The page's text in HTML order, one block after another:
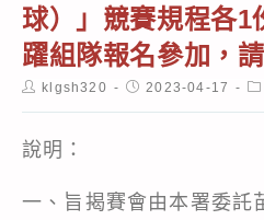
球）」競賽規程各1
躍組隊報名參加，
Postklgsh320
Post2023-04-17
說明：
一、旨揭賽會由本署委託